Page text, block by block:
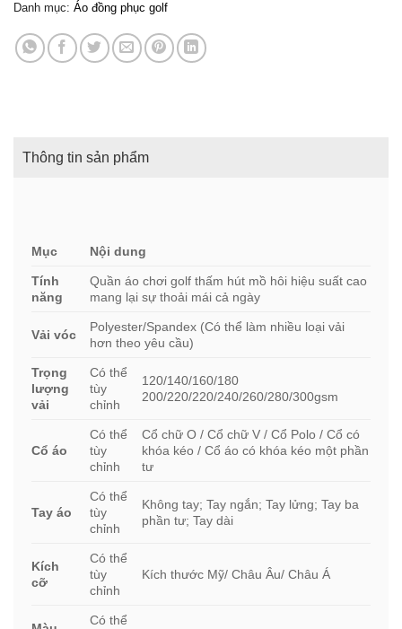
Danh mục: Áo đồng phục golf
Thông tin sản phẩm
Mục Nội dung
Tính
năng
Quần áo chơi golf thấm hút mồ hôi hiệu suất cao
mang lại sự thoải mái cả ngày
Vải vóc
Polyester/Spandex (Có thể làm nhiều loại vải
hơn theo yêu cầu)
Trọng
lượng
vải
Có thể
tùy
chỉnh
120/140/160/180
200/220/220/240/260/280/300gsm
Cổ áo
Có thể
tùy
chỉnh
Cổ chữ O / Cổ chữ V / Cổ Polo / Cổ có
khóa kéo / Cổ áo có khóa kéo một phần
tư
Tay áo
Có thể
tùy
chỉnh
Không tay; Tay ngắn; Tay lửng; Tay ba
phần tư; Tay dài
Kích
cỡ
Có thể
tùy
chỉnh
Kích thước Mỹ/ Châu Âu/ Châu Á
Có thể